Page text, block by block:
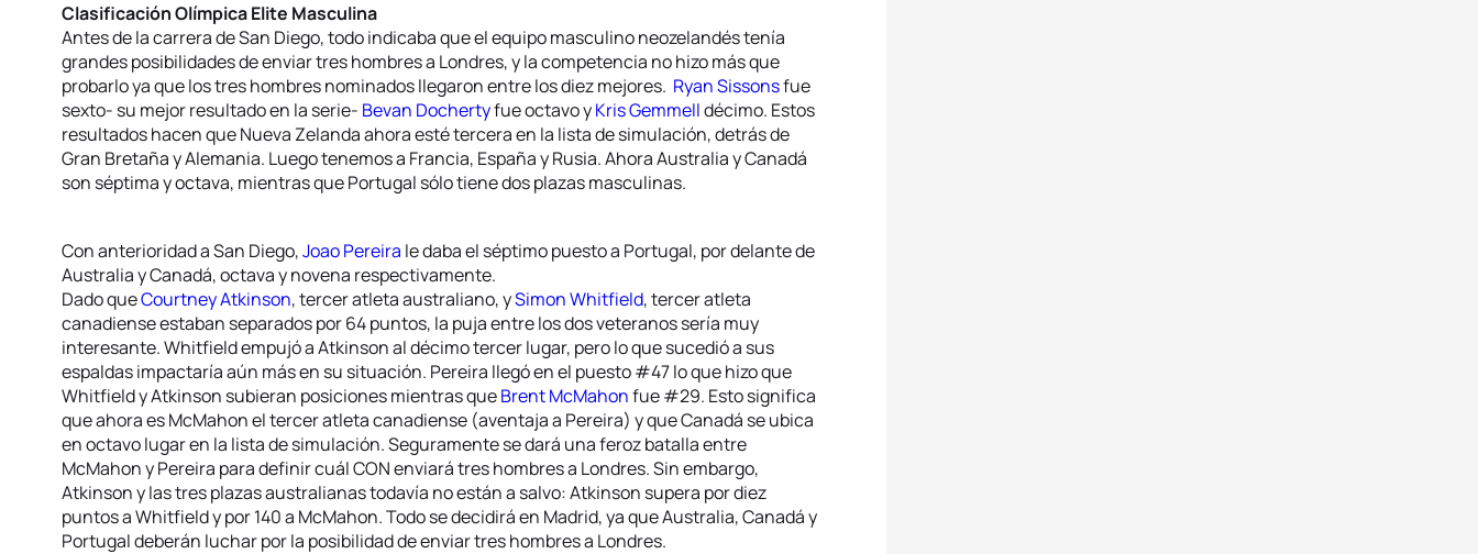
Clasificación Olímpica Elite Masculina
Antes de la carrera de San Diego, todo indicaba que el equipo masculino neozelandés tenía
grandes posibilidades de enviar tres hombres a Londres, y la competencia no hizo más que
probarlo ya que los tres hombres nominados llegaron entre los diez mejores. Ryan Sissonsfue
sexto- su mejor resultado en la serie- Bevan Dochertyfue octavo yKris Gemmelldécimo. Estos
resultados hacen que Nueva Zelanda ahora esté tercera en la lista de simulación, detrás de
Gran Bretaña y Alemania. Luego tenemos a Francia, España y Rusia. Ahora Australia y Canadá
son séptima y octava, mientras que Portugal sólo tiene dos plazas masculinas.
Con anterioridad a San Diego,Joao Pereira le daba el séptimo puesto a Portugal, por delante de
Australia y Canadá, octava y novena respectivamente.
Dado queCourtney Atkinson, tercer atleta australiano, ySimon Whitfield, tercer atleta
canadiense estaban separados por 64 puntos, la puja entre los dos veteranos sería muy
interesante. Whitfield empujó a Atkinson al décimo tercer lugar, pero lo que sucedió a sus
espaldas impactaría aún más en su situación. Pereira llegó en el puesto #47 lo que hizo que
Whitfield y Atkinson subieran posiciones mientras queBrent McMahonfue #29. Esto significa
que ahora es McMahon el tercer atleta canadiense (aventaja a Pereira) y que Canadá se ubica
en octavo lugar en la lista de simulación. Seguramente se dará una feroz batalla entre
McMahon y Pereira para definir cuál CON enviará tres hombres a Londres. Sin embargo,
Atkinson y las tres plazas australianas todavía no están a salvo: Atkinson supera por diez
puntos a Whitfield y por 140 a McMahon. Todo se decidirá en Madrid, ya que Australia, Canadá y
Portugal deberán luchar por la posibilidad de enviar tres hombres a Londres.